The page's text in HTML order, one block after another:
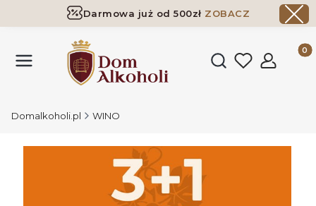
Darmowa już od 500zł ZOBACZ
Otwórz
Domalkoholi.pl WINO